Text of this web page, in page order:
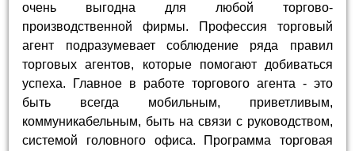
очень выгодна для любой торгово-
производственной фирмы. Профессия торговый
агент подразумевает соблюдение ряда правил
торговых агентов, которые помогают добиваться
успеха. Главное в работе торгового агента - это
быть всегда мобильным, приветливым,
коммуникабельным, быть на связи с руководством,
системой головного офиса. Программа торговая